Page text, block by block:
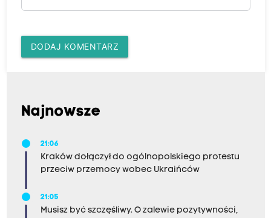
DODAJ KOMENTARZ
Najnowsze
21:06
Kraków dołączył do ogólnopolskiego protestu
przeciw przemocy wobec Ukraińców
21:05
Musisz być szczęśliwy. O zalewie pozytywności,